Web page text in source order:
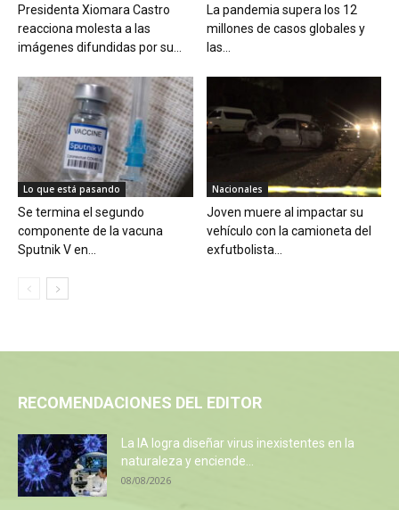
Presidenta Xiomara Castro
reacciona molesta a las
imágenes difundidas por su...
La pandemia supera los 12
millones de casos globales y
las...
Lo que está pasando
Se termina el segundo
componente de la vacuna
Sputnik V en...
Nacionales
Joven muere al impactar su
vehículo con la camioneta del
exfutbolista...
RECOMENDACIONES DEL EDITOR
La IA logra diseñar virus inexistentes en la
naturaleza y enciende...
08/08/2026